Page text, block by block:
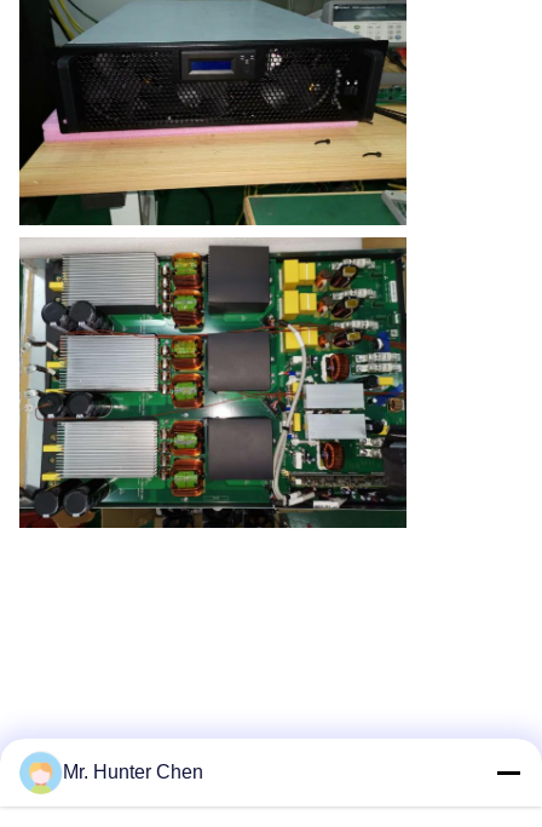
Recommended Products
Mr. Hunter Chen